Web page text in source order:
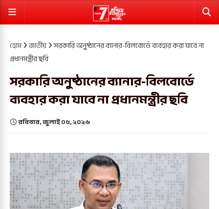
হোম জাতীয় সরকারি অনুষ্ঠানের ব্যানার-বিলবোর্ডে ব্যবহার করা যাবে না
প্রধানমন্ত্রীর ছবি
সরকারি অনুষ্ঠানের ব্যানার-বিলবোর্ডে
ব্যবহার করা যাবে না প্রধানমন্ত্রীর ছবি
রবিবার, জুলাই ০৫, ২০২৬